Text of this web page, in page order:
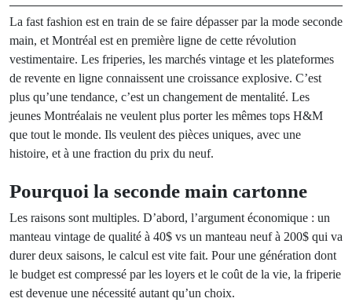
La fast fashion est en train de se faire dépasser par la mode seconde
main, et Montréal est en première ligne de cette révolution
vestimentaire. Les friperies, les marchés vintage et les plateformes
de revente en ligne connaissent une croissance explosive. C’est
plus qu’une tendance, c’est un changement de mentalité. Les
jeunes Montréalais ne veulent plus porter les mêmes tops H&M
que tout le monde. Ils veulent des pièces uniques, avec une
histoire, et à une fraction du prix du neuf.
Pourquoi la seconde main cartonne
Les raisons sont multiples. D’abord, l’argument économique : un
manteau vintage de qualité à 40$ vs un manteau neuf à 200$ qui va
durer deux saisons, le calcul est vite fait. Pour une génération dont
le budget est compressé par les loyers et le coût de la vie, la friperie
est devenue une nécessité autant qu’un choix.